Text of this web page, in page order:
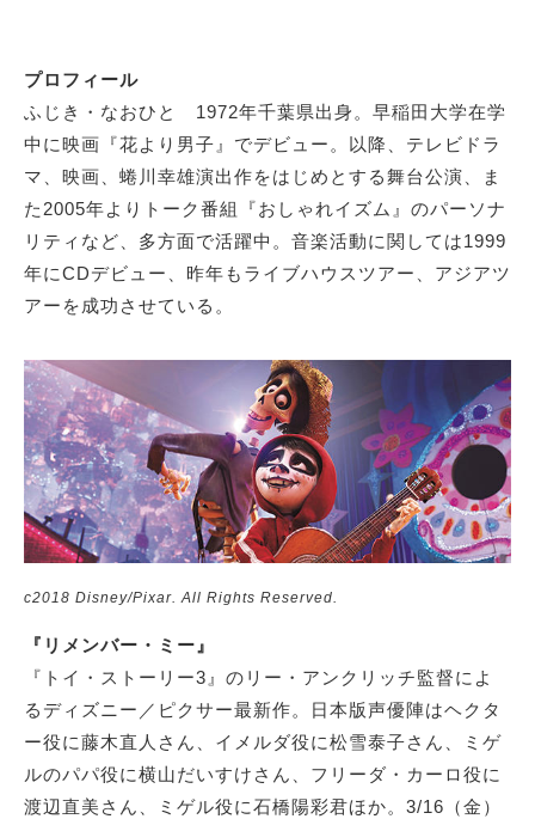
プロフィール
ふじき・なおひと 1972年千葉県出身。早稲田大学在学
中に映画『花より男子』でデビュー。以降、テレビドラ
マ、映画、蜷川幸雄演出作をはじめとする舞台公演、ま
た2005年よりトーク番組『おしゃれイズム』のパーソナ
リティなど、多方面で活躍中。音楽活動に関しては1999
年にCDデビュー、昨年もライブハウスツアー、アジアツ
アーを成功させている。
c2018 Disney/Pixar. All Rights Reserved.
『リメンバー・ミー』
『トイ・ストーリー3』のリー・アンクリッチ監督によ
るディズニー／ピクサー最新作。日本版声優陣はヘクタ
ー役に藤木直人さん、イメルダ役に松雪泰子さん、ミゲ
ルのパパ役に横山だいすけさん、フリーダ・カーロ役に
渡辺直美さん、ミゲル役に石橋陽彩君ほか。3/16（金）